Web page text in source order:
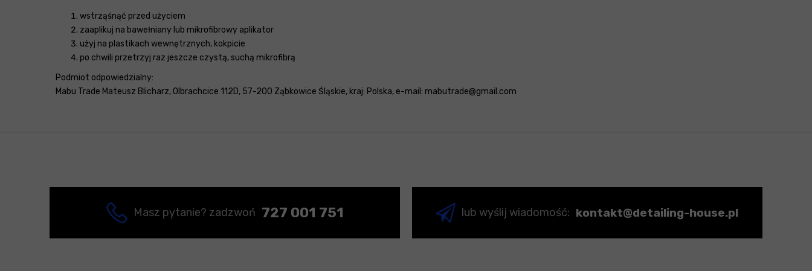
wstrząśnąć przed użyciem
zaaplikuj na bawełniany lub mikrofibrowy aplikator
użyj na plastikach wewnętrznych, kokpicie
po chwili przetrzyj raz jeszcze czystą, suchą mikrofibrą
Podmiot odpowiedzialny:
Mabu Trade Mateusz Blicharz, Olbrachcice 112D, 57-200 Ząbkowice Śląskie, kraj: Polska, e-mail: mabutrade@gmail.com
Masz pytanie? zadzwoń 727 001 751 lub wyślij wiadomość: kontakt@detailing-house.pl